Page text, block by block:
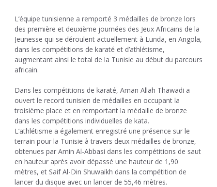
L’équipe tunisienne a remporté 3 médailles de bronze lors
des première et deuxième journées des Jeux Africains de la
Jeunesse qui se déroulent actuellement à Lunda, en Angola,
dans les compétitions de karaté et d’athlétisme,
augmentant ainsi le total de la Tunisie au début du parcours
africain.
Dans les compétitions de karaté, Aman Allah Thawadi a
ouvert le record tunisien de médailles en occupant la
troisième place et en remportant la médaille de bronze
dans les compétitions individuelles de kata.
L’athlétisme a également enregistré une présence sur le
terrain pour la Tunisie à travers deux médailles de bronze,
obtenues par Amin Al-Abbasi dans les compétitions de saut
en hauteur après avoir dépassé une hauteur de 1,90
mètres, et Saif Al-Din Shuwaikh dans la compétition de
lancer du disque avec un lancer de 55,46 mètres.